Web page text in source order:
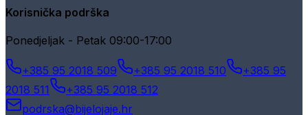
Korisnička podrška
Ponedjeljak - Petak 09:00-17:00
+385 95 2018 509 +385 95 2018 510
+385 95
2018 511
+385 95 2018 512
podrska@bijelojaje.hr